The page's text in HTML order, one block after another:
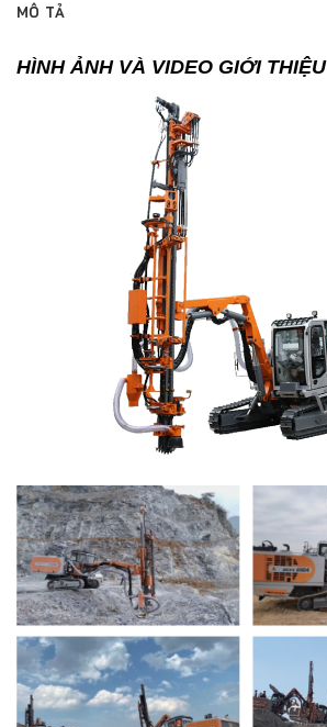
MÔ TẢ
HÌNH ẢNH VÀ VIDEO GIỚI THIỆU